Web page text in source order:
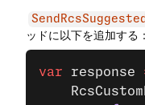
ッドに以下を追加する：
var response